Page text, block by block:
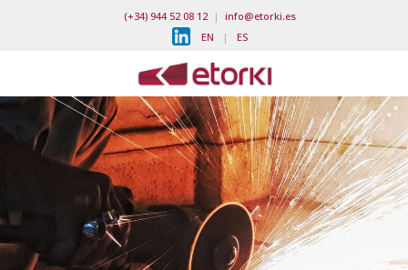
(+34) 944 52 08 12| info@etorki.es
EN | ES